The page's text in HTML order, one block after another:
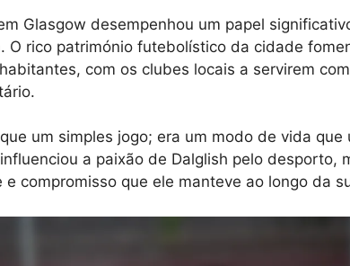
Glasgow desempenhou um papel
O rico património futebolístico da cidade
com os clubes locais a servirem
um simples jogo; era um modo de vida que
a paixão de Dalglish pelo desporto,
compromisso que ele manteve ao longo da